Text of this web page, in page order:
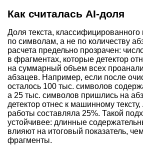
Как считалась AI-доля
Доля текста, классифицированного
по символам, а не по количеству
расчета предельно прозрачен:
в фрагментах, которые детектор
на суммарный объем всех
абзацев. Например, если после
осталось 100 тыс. символов
а 25 тыс. символов пришлись на
детектор отнес к машинному
работы составляла 25%. Такой
устойчивее: длинные
влияют на итоговый показатель,
фрагменты.